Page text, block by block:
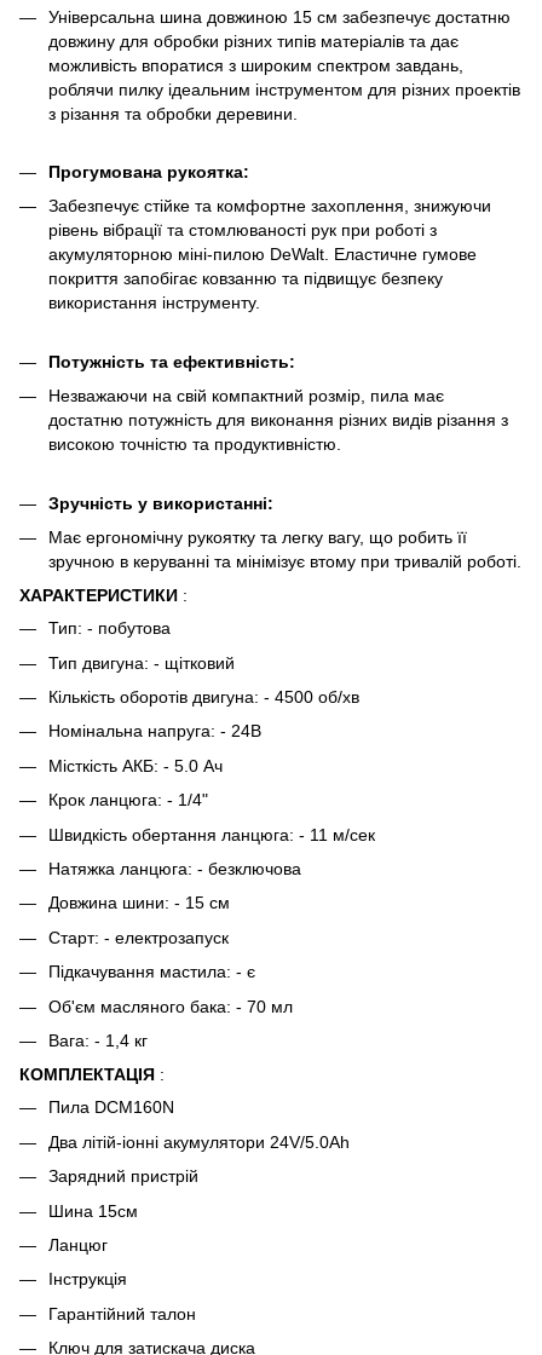
Універсальна шина довжиною 15 см забезпечує достатню
довжину для обробки різних типів матеріалів та дає
можливість впоратися з широким спектром завдань,
роблячи пилку ідеальним інструментом для різних проектів
з різання та обробки деревини.
Прогумована рукоятка:
Забезпечує стійке та комфортне захоплення, знижуючи
рівень вібрації та стомлюваності рук при роботі з
акумуляторною міні-пилою DeWalt. Еластичне гумове
покриття запобігає ковзанню та підвищує безпеку
використання інструменту.
Потужність та ефективність:
Незважаючи на свій компактний розмір, пила має
достатню потужність для виконання різних видів різання з
високою точністю та продуктивністю.
Зручність у використанні:
Має ергономічну рукоятку та легку вагу, що робить її
зручною в керуванні та мінімізує втому при тривалій роботі.
ХАРАКТЕРИСТИКИ :
Тип: - побутова
Тип двигуна: - щітковий
Кількість оборотів двигуна: - 4500 об/хв
Номінальна напруга: - 24В
Місткість АКБ: - 5.0 Ач
Крок ланцюга: - 1/4"
Швидкість обертання ланцюга: - 11 м/сек
Натяжка ланцюга: - безключова
Довжина шини: - 15 см
Старт: - електрозапуск
Підкачування мастила: - є
Об'єм масляного бака: - 70 мл
Вага: - 1,4 кг
КОМПЛЕКТАЦІЯ :
Пила DCM160N
Два літій-іонні акумулятори 24V/5.0Ah
Зарядний пристрій
Шина 15см
Ланцюг
Інструкція
Гарантійний талон
Ключ для затискача диска